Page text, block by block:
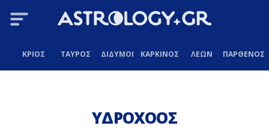
ΚΡΙΟΣ ΤΑΥΡΟΣ ΔΙΔΥΜΟΙ ΚΑΡΚΙΝΟΣ ΛΕΩΝ ΠΑΡΘΕΝΟΣ
ΥΔΡΟΧΟΟΣ